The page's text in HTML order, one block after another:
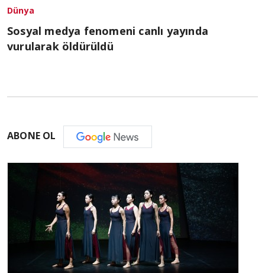
Dünya
Sosyal medya fenomeni canlı yayında
vurularak öldürüldü
ABONE OL